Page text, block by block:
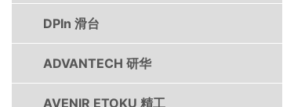
DPIn 滑台
ADVANTECH 研华
AVENIR ETOKU 精工